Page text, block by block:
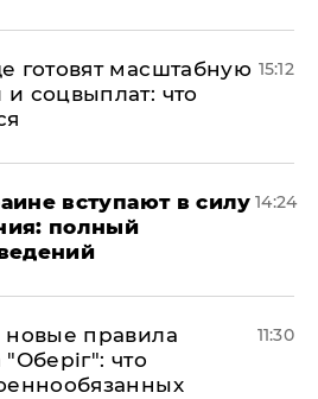
готовят масштабную
соцвыплат: что
15:12
вступают в силу
полный
14:24
правила
что
11:30